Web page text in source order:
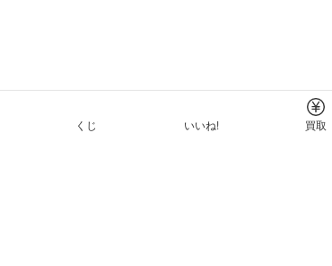
くじ いいね! 買取